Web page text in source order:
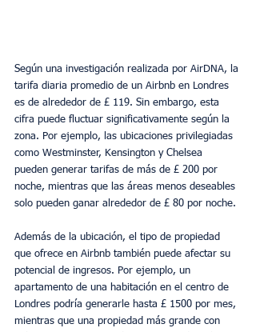
Según una investigación realizada por AirDNA, la
tarifa diaria promedio de un Airbnb en Londres
es de alrededor de £ 119. Sin embargo, esta
cifra puede fluctuar significativamente según la
zona. Por ejemplo, las ubicaciones privilegiadas
como Westminster, Kensington y Chelsea
pueden generar tarifas de más de £ 200 por
noche, mientras que las áreas menos deseables
solo pueden ganar alrededor de £ 80 por noche.
Además de la ubicación, el tipo de propiedad
que ofrece en Airbnb también puede afectar su
potencial de ingresos. Por ejemplo, un
apartamento de una habitación en el centro de
Londres podría generarle hasta £ 1500 por mes,
mientras que una propiedad más grande con